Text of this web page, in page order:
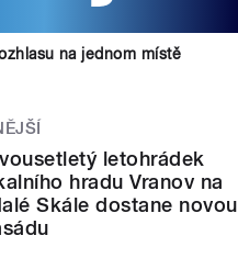
na jednom místě
letohrádek
hradu Vranov na
Skále dostane novou